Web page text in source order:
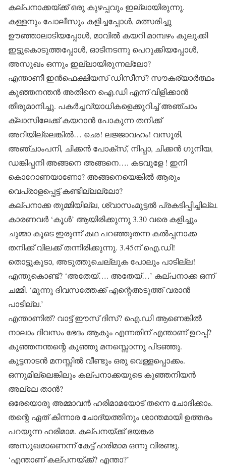
കല്പനാക്കയ്ക്ക് ഒരു കുഴപ്പവും ഇല്ലായിരുന്നു.
കള്ളനും പോലീസും കളിച്ചപ്പോള്‍, മത്സരിച്ചു
ഊഞ്ഞാലാടിയപ്പോള്‍, മാവില്‍ കയറി മാമ്പഴം കുലുക്കി
ഇട്ടുകൊടുത്തപ്പോള്‍, ഓടിനടന്നു പെറുക്കിയപ്പോള്‍,
അസുഖം ഒന്നും ഇല്ലായിരുന്നല്ലോ?
എന്താണീ ഇന്‍ഫെക്ഷിയസ് ഡിസീസ്? സൗകര്യാര്‍ത്ഥം
കുഞ്ഞനന്തന്‍ അതിനെ ഐ.ഡി എന്ന് വിളിക്കാന്‍
തീരുമാനിച്ചു. പകര്‍ച്ചവ്യാധികളെക്കുറിച്ച് അഞ്ചാം
ക്ലാസിലേക്ക് കയറാന്‍ പോകുന്ന തനിക്ക്
അറിയില്ലെങ്കില്‍… ഛെ! ലജ്ജാവഹം! വസൂരി,
അഞ്ചാംപനി, ചിക്കന്‍ പോക്‌സ്, നിപ്പാ, ചിക്കന്‍ ഗുനിയ,
ഡങ്കിപ്പനി അങ്ങനെ അങ്ങനെ…. കടവുളേ ! ഇനി
കൊറോണയാണോ? അങ്ങനെയെങ്കില്‍ ആരും
വെപ്രാളപ്പെട്ട് കണ്ടില്ലല്ലോ?
കല്പനാക്ക തുമ്മിയില്ല, ശ്വാസംമുട്ടല്‍ പ്രകടിപ്പിച്ചില്ല.
കാരണവര്‍ ‘കൂള്‍’ ആയിരിക്കുന്നു 3.30 വരെ കളിച്ചും
ചുമ്മാ കൂടെ ഇരുന്ന് കഥ പറഞ്ഞുതന്ന കല്‍പ്പനാക്ക
തനിക്ക് വിലക്ക് തന്നിരിക്കുന്നു. 3.45ന് ഐ.ഡി!
തൊട്ടുകൂടാ, അടുത്തുചെല്ലുക പോലും പാടില്ല!
എന്തുകൊണ്ട്? ‘അതേയ്…. അതേയ്…’ കല്പനാക്ക ഒന്ന്
ചമ്മി. ‘മൂന്നു ദിവസത്തേക്ക് എന്റെഅടുത്ത് വരാന്‍
പാടില്ല.’
എന്താണിത്? വാട്ട് ഈസ് ദിസ്? ഐ.ഡി ആണെങ്കില്‍
നാലാം ദിവസം ഭേദം ആകും എന്നതിന് എന്താണ് ഉറപ്പ്?
കുഞ്ഞനന്തന്റെ കുഞ്ഞു മനസ്സൊന്നു പിടഞ്ഞു.
കുട്ടനാടന്‍ മനസ്സില്‍ വീണ്ടും ഒരു വെള്ളപ്പൊക്കം.
ഒന്നുമില്ലെങ്കിലും കല്പനാക്കയുടെ കുഞ്ഞനിയന്‍
അല്ലേ താന്‍?
ഒരേയൊരു അമ്മാവന്‍ ഹരിമാമയോട് തന്നെ ചോദിക്കാം.
തന്റെ ഏത് കിന്നാര ചോദ്യത്തിനും ശാന്തമായി ഉത്തരം
പറയുന്ന ഹരിമാമ. കല്പനയ്ക്ക് ഭയങ്കര
അസുഖമാണെന്ന് കേട്ട് ഹരിമാമ ഒന്നു വിരണ്ടു.
‘എന്താണ് കല്പനയ്ക്ക്? എന്താ?’